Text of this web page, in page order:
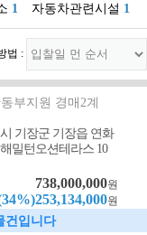
1 자동차관련시설 1
법 :
부지원 경매2계
기장군 기장읍 연화
밀턴오션테라스 10
738,000,000원
원
건입니다